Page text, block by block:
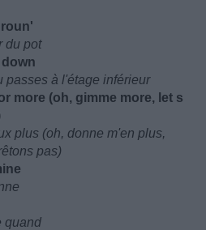
du pot
down
passes à l'étage inférieur
more (oh, gimme more, let s
plus (oh, donne m'en plus,
pas)
quand